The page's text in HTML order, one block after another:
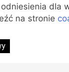
dla
na stronie